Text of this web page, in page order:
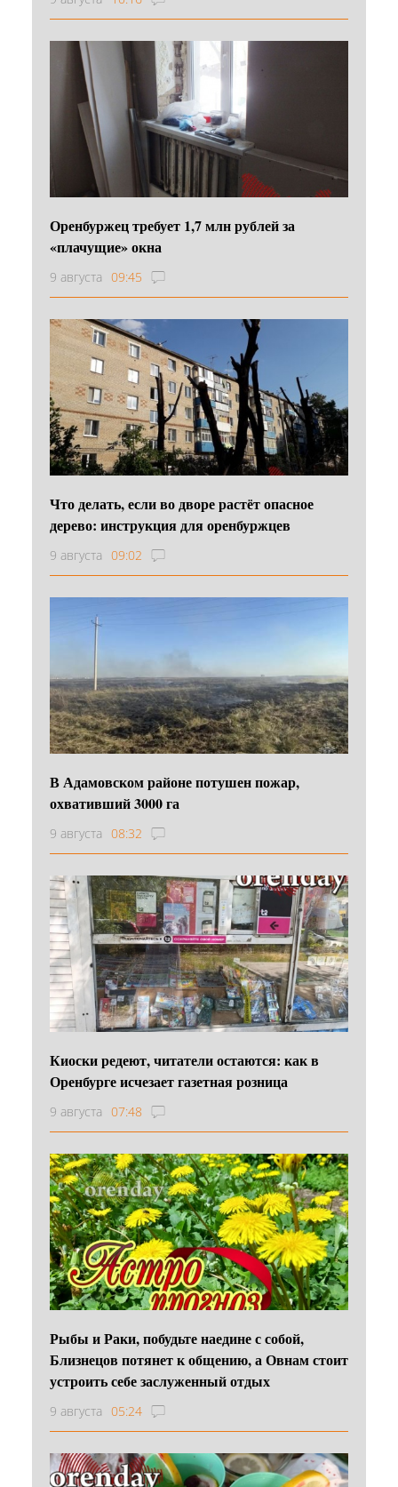
Оренбуржец требует 1,7 млн рублей за
«плачущие» окна
9 августа 09:45
Что делать, если во дворе растёт опасное
дерево: инструкция для оренбуржцев
9 августа 09:02
В Адамовском районе потушен пожар,
охвативший 3000 га
9 августа 08:32
Киоски редеют, читатели остаются: как в
Оренбурге исчезает газетная розница
9 августа 07:48
Рыбы и Раки, побудьте наедине с собой,
Близнецов потянет к общению, а Овнам стоит
устроить себе заслуженный отдых
9 августа 05:24